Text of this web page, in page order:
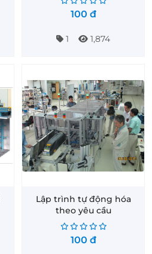
100 đ
1 1,874
Lập trình tự động hóa
theo yêu cầu
100 đ